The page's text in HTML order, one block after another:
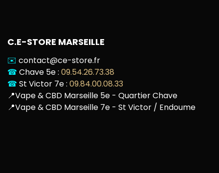
C.E-STORE MARSEILLE
✉️ contact@ce-store.fr
☎ Chave 5e : 09.54.26.73.38
☎ St Victor 7e : 09.84.00.08.33
📍Vape & CBD Marseille 5e - Quartier Chave
📍Vape & CBD Marseille 7e - St Victor / Endoume